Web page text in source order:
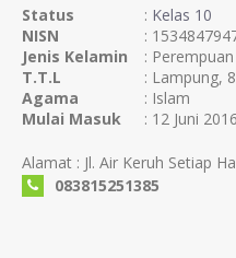
Status : Kelas 10
NISN
:
Jenis Kelamin
: Perempuan
T.T.L
: Lampung,
Agama
: Islam
Mulai Masuk
: 12 Juni 2016
Alamat : Jl. Air Keruh Setiap
083815251385